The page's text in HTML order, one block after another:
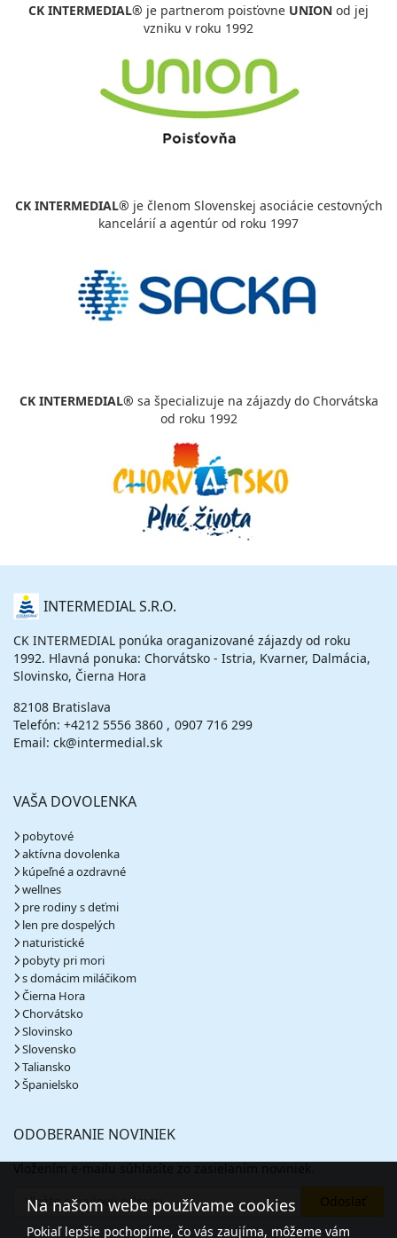
CK INTERMEDIAL® je partnerom poisťovne UNION od jej
vzniku v roku 1992
CK INTERMEDIAL® je členom Slovenskej asociácie cestovných
kancelárií a agentúr od roku 1997
CK INTERMEDIAL® sa špecializuje na zájazdy do Chorvátska
od roku 1992
O
NÁS INTERMEDIAL S.R.O.
CK INTERMEDIAL ponúka oraganizované zájazdy od roku
1992. Hlavná ponuka: Chorvátsko - Istria, Kvarner, Dalmácia,
Slovinsko, Čierna Hora
82108 Bratislava
Telefón: +4212 5556 3860
0907 716 299
Email: ck@intermedial.sk
VAŠA DOVOLENKA
pobytové
aktívna dovolenka
kúpeľné a ozdravné
wellnes
pre rodiny s deťmi
len pre dospelých
naturistické
pobyty pri mori
s domácim miláčikom
Čierna Hora
Chorvátsko
Slovinsko
Slovensko
Taliansko
Španielsko
ODOBERANIE NOVINIEK
Na našom webe používame cookies
Pokiaľ lepšie pochopíme, čo vás zaujíma, môžeme vám